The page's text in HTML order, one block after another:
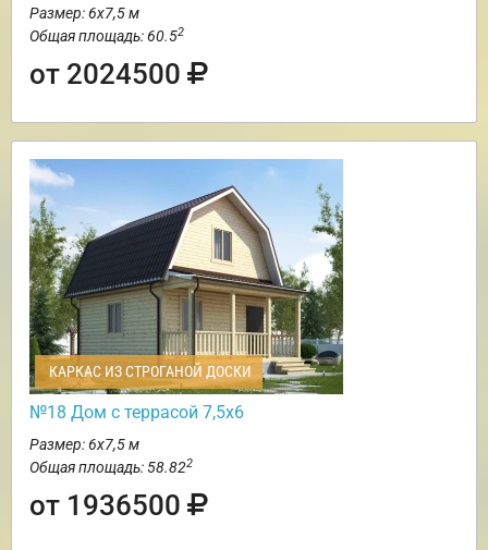
Размер: 6х7,5 м
Общая площадь: 60.52
от 2024500
КАРКАС ИЗ СТРОГАНОЙ ДОСКИ
№18 Дом с террасой 7,5х6
Размер: 6х7,5 м
Общая площадь: 58.822
от 1936500